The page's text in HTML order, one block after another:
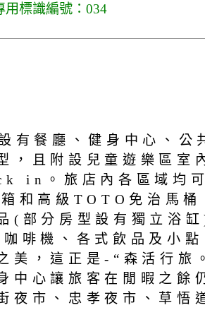
用標識編號：034
餐廳、健身中心、公
，且附設兒童遊樂區
in。旅店內各區域均
和高級TOTO免治馬
(部分房型設有獨立浴
啡機、各式飲品及小
美，這正是-“森活行旅
中心讓旅客在閒暇之餘
市、忠孝夜市、草悟